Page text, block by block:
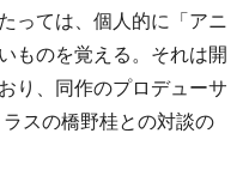
っては、個人的に「アニ
ものを覚える。それは開
り、同作のプロデューサ
スの橋野桂との対談の